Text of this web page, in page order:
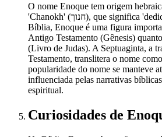
O nome Enoque tem origem
'Chanokh' (חנוך), que significa 'dedicado' ou 'consagrado'. Na
Bíblia, Enoque é uma figura
Antigo Testamento (Gênesis)
(Livro de Judas). A Septuaginta, a
Testamento, translitera o nome
popularidade do nome se manteve
influenciada pelas narrativas
espiritual.
Curiosidades de